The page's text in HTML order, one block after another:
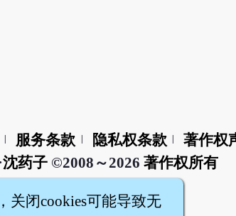
服务条款 隐私权条款
著作权
沈药子©2008～2026 著作权所有
关闭cookies可能导致无